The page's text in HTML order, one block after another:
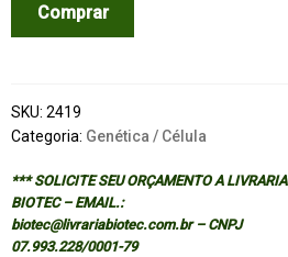
DESTINIES
Comprar
SKU: 2419
Categoria: Genética / Célula
*** SOLICITE SEU ORÇAMENTO A LIVRARIA
BIOTEC – EMAIL.:
biotec@livrariabiotec.com.br – CNPJ
07.993.228/0001-79